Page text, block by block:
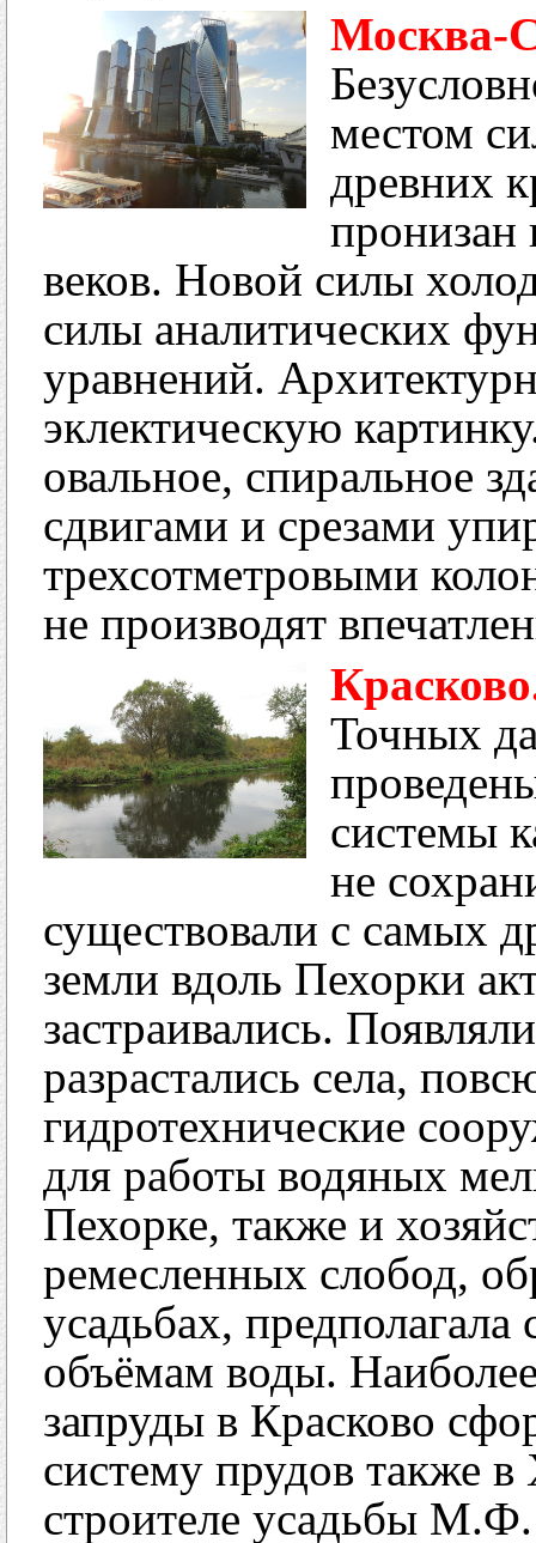
Москва-
местом
древних
пронизан
веков. Новой силы
силы аналитических
уравнений.
эклектическую
овальное, спиральное
сдвигами и срезами
трехсотметровыми
не производят
Точных
системы
не
существовали с самых
земли вдоль Пехорки
застраивались.
разрастались села,
гидротехнические
для работы водяных
Пехорке, также и
ремесленных слобод,
усадьбах,
объёмам воды.
запруды в Красково
систему прудов также
строителе усадьбы